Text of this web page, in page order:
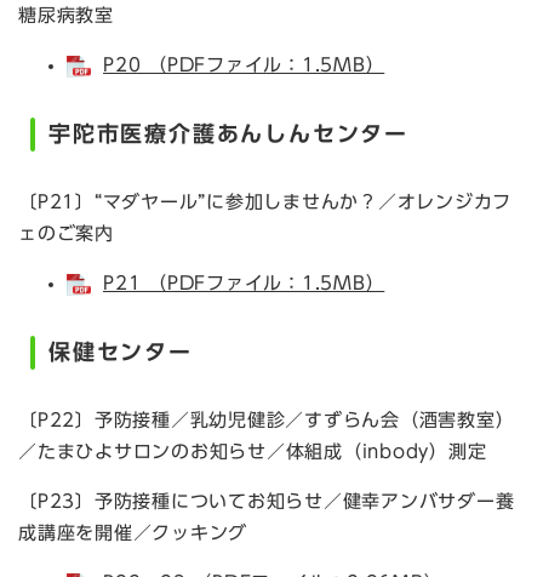
糖尿病教室
P20 （PDFファイル：1.5MB）
宇陀市医療介護あんしんセンター
〔P21〕“マダヤール”に参加しませんか？／オレンジカフ
ェのご案内
P21 （PDFファイル：1.5MB）
保健センター
〔P22〕予防接種／乳幼児健診／すずらん会（酒害教室）
／たまひよサロンのお知らせ／体組成（inbody）測定
〔P23〕予防接種についてお知らせ／健幸アンバサダー養
成講座を開催／クッキング